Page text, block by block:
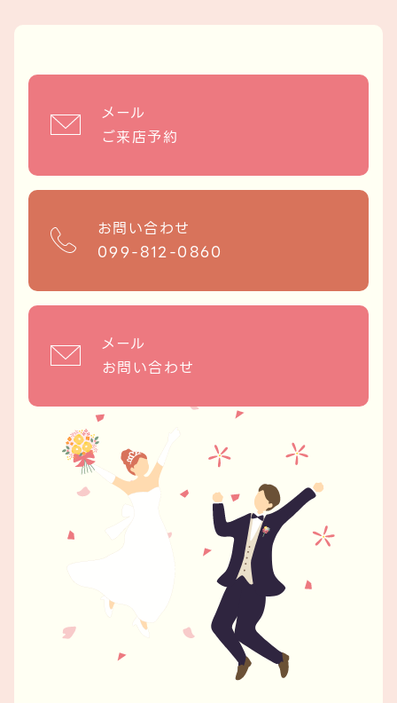
メール
ご来店予約
お問い合わせ
099-812-0860
メール
お問い合わせ